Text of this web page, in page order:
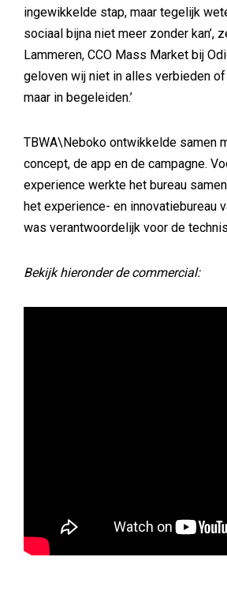
ingewikkelde stap, maar tegelijk
sociaal bijna niet meer zonder kan’,
Lammeren, CCO Mass Market bij
geloven wij niet in alles verbieden
maar in begeleiden.’
TBWA\Neboko ontwikkelde samen
concept, de app en de campagne.
experience werkte het bureau
het experience- en innovatiebureau
was verantwoordelijk voor de
Bekijk hieronder de commercial: